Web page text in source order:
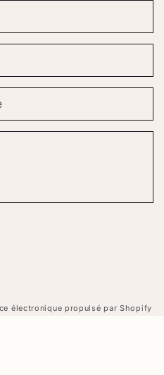
électronique propulsé par Shopify